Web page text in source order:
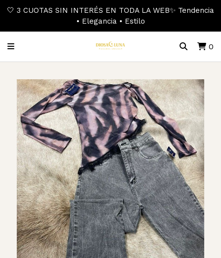
🤍 3 CUOTAS SIN INTERÉS EN TODA LA WEB✨ Tendencia
• Elegancia • Estilo
0